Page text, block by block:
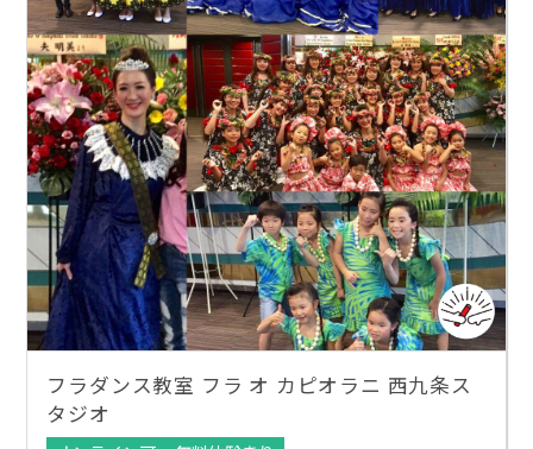
フラダンス教室 フラ オ カピオラニ 西九条ス
タジオ